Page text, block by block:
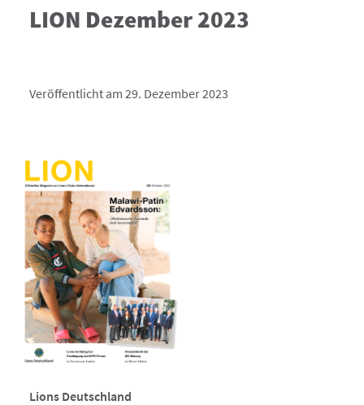
LION Dezember 2023
Veröffentlicht am 29. Dezember 2023
Lions Deutschland